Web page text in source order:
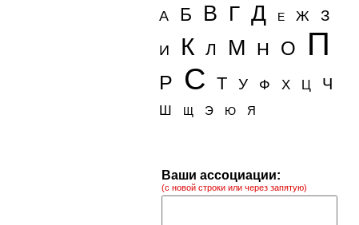
А
Б В Г Д Е Ж З
И К Л М Н О П
Р С Т У Ф Х Ц Ч
Ш Щ Э Ю Я
Ваши ассоциации:
(с новой строки или через запятую)